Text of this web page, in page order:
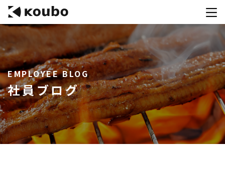
サービス
会社案内
実績紹介
採用情報
資料ダウンロード
EMPLOYEE BLOG
社員ブログ